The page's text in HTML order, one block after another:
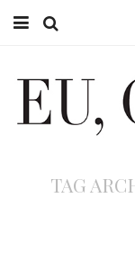
EU CLÁUDIO
EU NA TV
TAG